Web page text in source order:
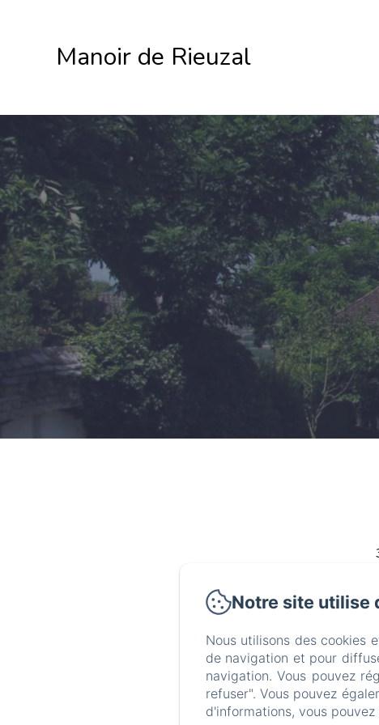
Manoir de Rieuzal
Notre site utilise
Nous utilisons des cookies
de navigation et pour
navigation. Vous pouvez
refuser". Vous pouvez
d'informations, vous